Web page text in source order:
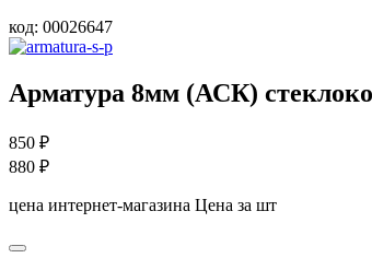
код: 00026647
Арматура 8мм (АСК)
850 ₽
880 ₽
цена интернет-магазина Цена за шт